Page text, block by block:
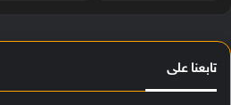
تابعنا على